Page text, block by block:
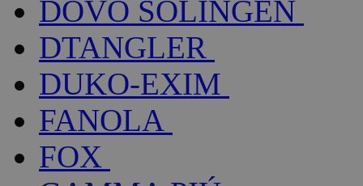
DOVO SOLINGEN
DTANGLER
DUKO-EXIM
FANOLA
FOX